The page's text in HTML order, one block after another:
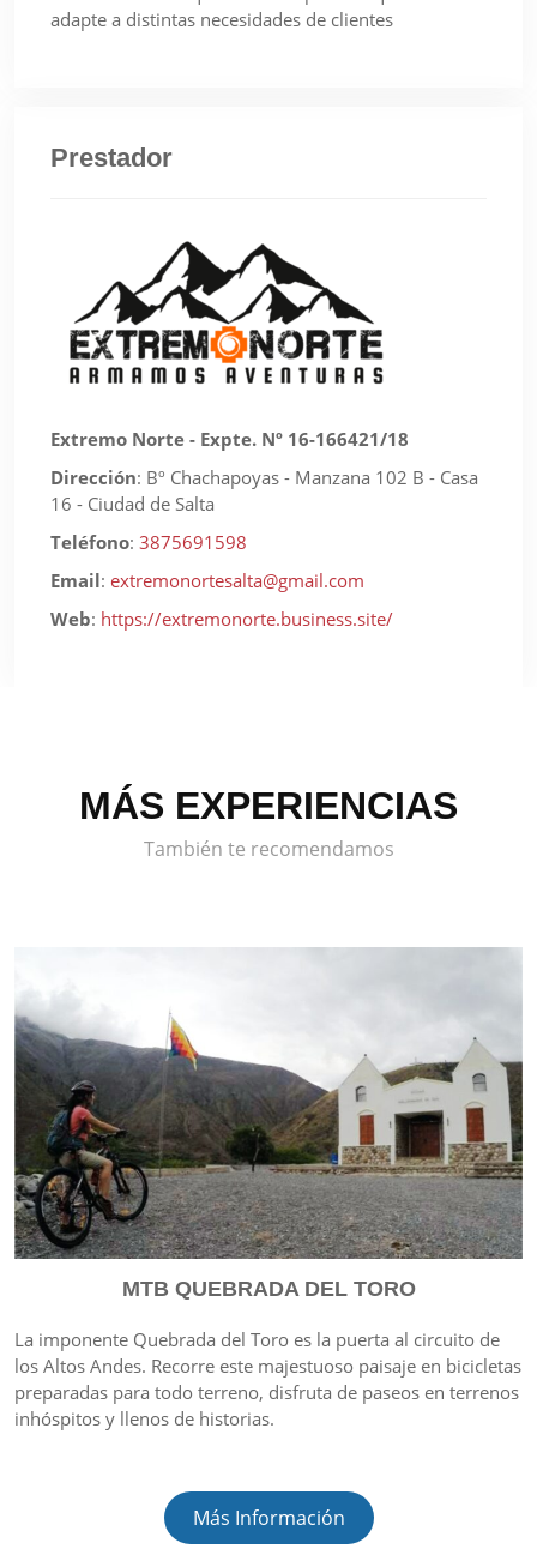
adapte a distintas necesidades de clientes
Prestador
Extremo Norte - Expte. Nº 16-166421/18
Dirección: Bº Chachapoyas - Manzana 102 B - Casa
16 - Ciudad de Salta
Teléfono: 3875691598
Email: extremonortesalta@gmail.com
Web: https://extremonorte.business.site/
MÁS EXPERIENCIAS
También te recomendamos
MTB QUEBRADA DEL TORO
La imponente Quebrada del Toro es la puerta al circuito de
los Altos Andes. Recorre este majestuoso paisaje en bicicletas
preparadas para todo terreno, disfruta de paseos en terrenos
inhóspitos y llenos de historias.
Más Información